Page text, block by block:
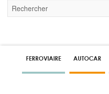
par
pour
recherche
FERROVIAIRE AUTOCAR